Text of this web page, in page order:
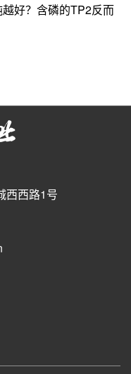
好？含磷的TP2反而
西西路1号